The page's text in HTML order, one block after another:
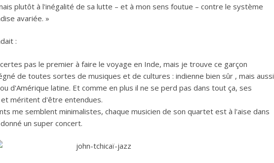
plutôt à l'inégalité de sa lutte – et à mon sens foutue – contre le système
avariée. »
:
pas le premier à faire le voyage en Inde, mais je trouve ce garçon
de toutes sortes de musiques et de cultures : indienne bien sûr , mais aussi
d'Amérique latine. Et comme en plus il ne se perd pas dans tout ça, ses
méritent d'être entendues.
me semblent minimalistes, chaque musicien de son quartet est à l'aise dans
un super concert.